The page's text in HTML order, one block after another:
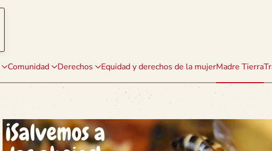
Comunidad Derechos Equidad y derechos de la mujerMadre Tierra